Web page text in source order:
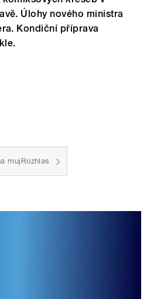
Úlohy nového ministra
Kondiční příprava
mujRozhlas